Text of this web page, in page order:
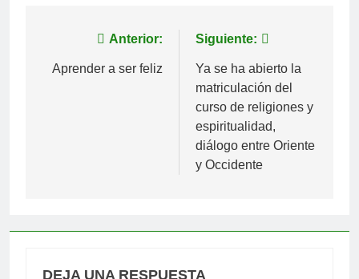
Navegación
de
Anterior:
Aprender a ser feliz
Siguiente:
Ya se ha abierto la
matriculación del
curso de religiones y
espiritualidad,
diálogo entre Oriente
y Occidente
DEJA UNA RESPUESTA